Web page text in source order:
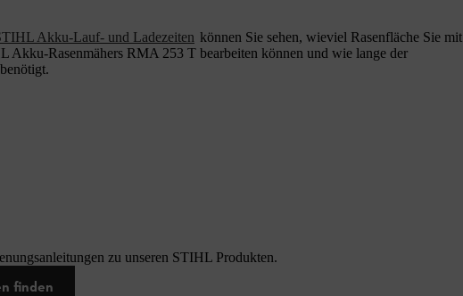
Akku-Lauf- und Ladezeiten können Sie sehen, wieviel Rasenfläche Sie mit
Akku-Rasenmähers RMA 253 T bearbeiten können und wie lange der
zu unseren STIHL Produkten.
finden